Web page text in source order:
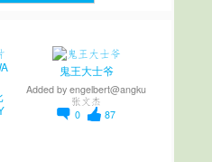
鬼王大士爷
Added byengelbert@angku
张文杰
0
87